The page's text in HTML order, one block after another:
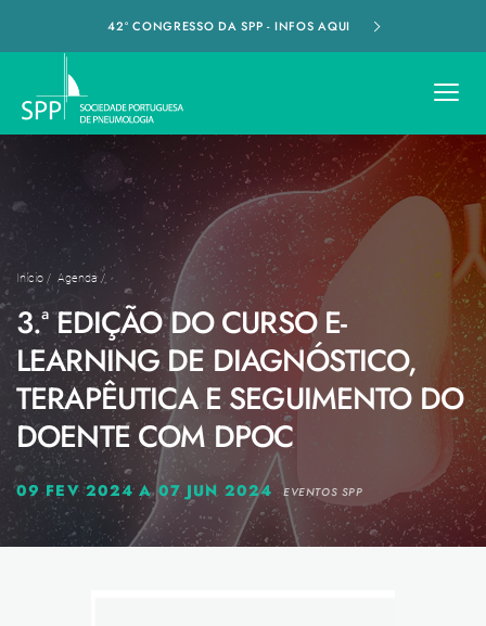
42º CONGRESSO DA SPP - INFOS AQUI
Início / Agenda/
3.ª EDIÇÃO DO CURSO E-
LEARNING DE DIAGNÓSTICO,
TERAPÊUTICA E SEGUIMENTO DO
DOENTE COM DPOC
09 FEV 2024 A 07 JUN 2024 EVENTOS SPP